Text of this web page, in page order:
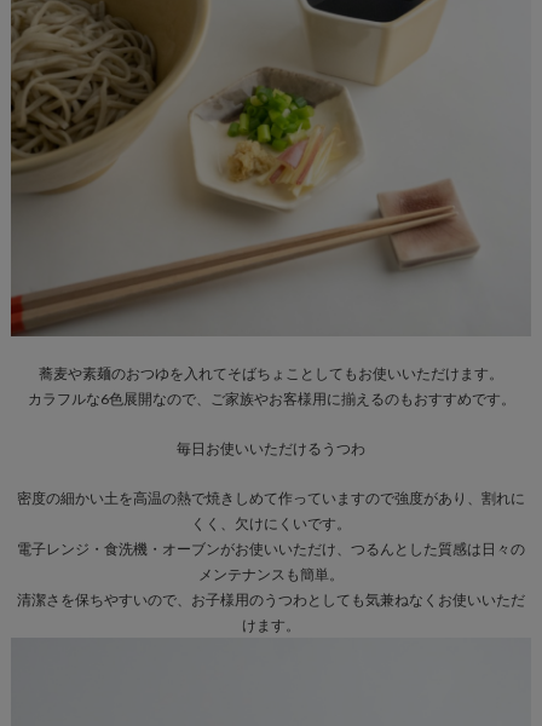
蕎麦や素麺のおつゆを入れてそばちょことしてもお使いいただけます。
カラフルな6色展開なので、ご家族やお客様用に揃えるのもおすすめです。
毎日お使いいただけるうつわ
密度の細かい土を高温の熱で焼きしめて作っていますので強度があり、割れに
くく、欠けにくいです。
電子レンジ・食洗機・オーブンがお使いいただけ、つるんとした質感は日々の
メンテナンスも簡単。
清潔さを保ちやすいので、お子様用のうつわとしても気兼ねなくお使いいただ
けます。